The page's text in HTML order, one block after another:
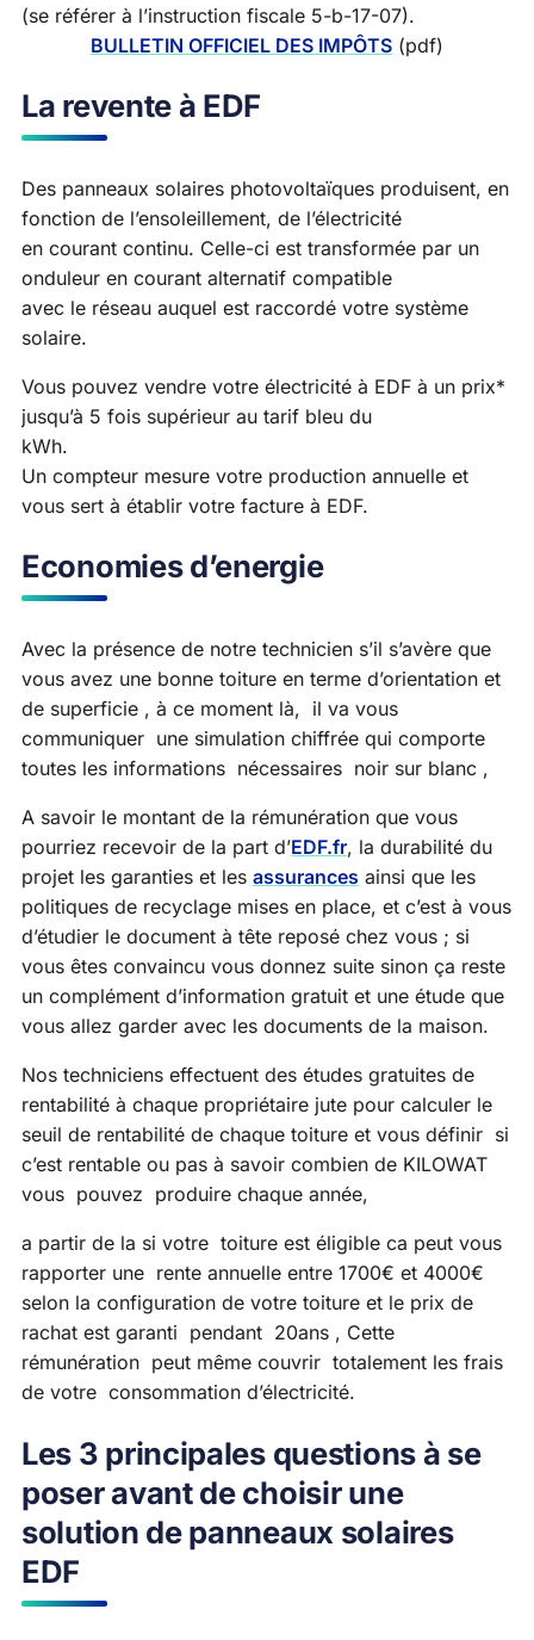
(se référer à l’instruction fiscale 5-b-17-07).
BULLETIN OFFICIEL DES IMPÔTS (pdf)
La revente à EDF
Des panneaux solaires photovoltaïques produisent, en
fonction de l’ensoleillement, de l’électricité
en courant continu. Celle-ci est transformée par un
onduleur en courant alternatif compatible
avec le réseau auquel est raccordé votre système
solaire.
Vous pouvez vendre votre électricité à EDF à un prix*
jusqu’à 5 fois supérieur au tarif bleu du
kWh.
Un compteur mesure votre production annuelle et
vous sert à établir votre facture à EDF.
Economies d’energie
Avec la présence de notre technicien s’il s’avère que
vous avez une bonne toiture en terme d’orientation et
de superficie , à ce moment là, il va vous
communiquer une simulation chiffrée qui comporte
toutes les informations nécessaires noir sur blanc ,
A savoir le montant de la rémunération que vous
pourriez recevoir de la part d’EDF.fr, la durabilité du
projet les garanties et les assurances ainsi que les
politiques de recyclage mises en place, et c’est à vous
d’étudier le document à tête reposé chez vous ; si
vous êtes convaincu vous donnez suite sinon ça reste
un complément d’information gratuit et une étude que
vous allez garder avec les documents de la maison.
Nos techniciens effectuent des études gratuites de
rentabilité à chaque propriétaire jute pour calculer le
seuil de rentabilité de chaque toiture et vous définir si
c’est rentable ou pas à savoir combien de KILOWAT
vous pouvez produire chaque année,
a partir de la si votre toiture est éligible ca peut vous
rapporter une rente annuelle entre 1700€ et 4000€
selon la configuration de votre toiture et le prix de
rachat est garanti pendant 20ans , Cette
rémunération peut même couvrir totalement les frais
de votre consommation d’électricité.
Les 3 principales questions à se
poser avant de choisir une
solution de panneaux solaires
EDF